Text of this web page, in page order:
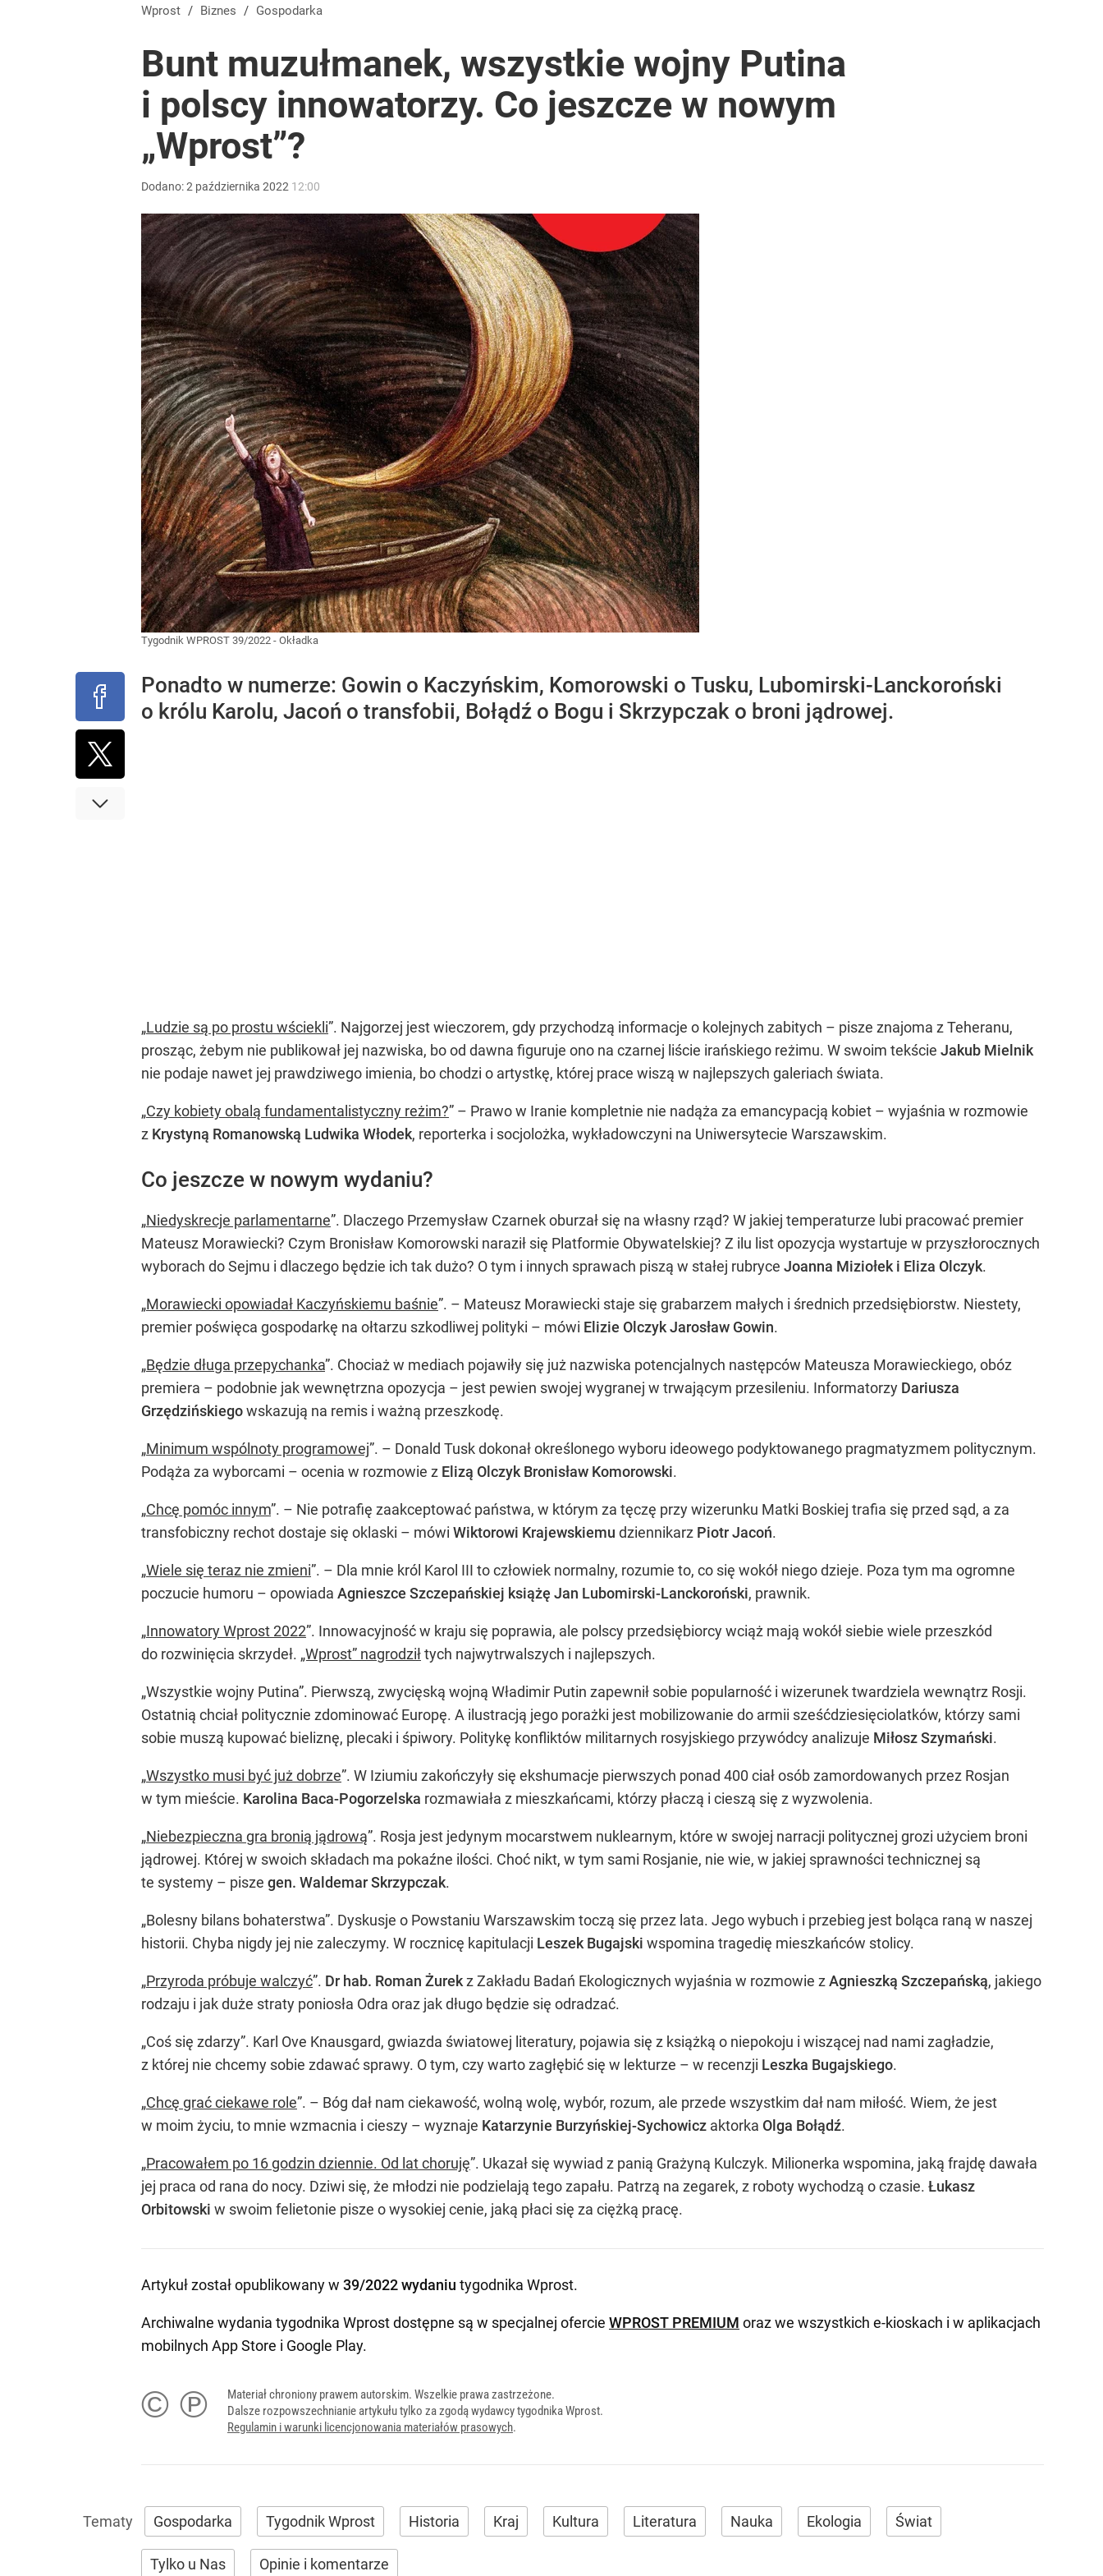
Wprost / Biznes / Gospodarka
Bunt muzułmanek, wszystkie wojny Putina
i polscy innowatorzy. Co jeszcze w nowym
„Wprost”?
Dodano:2 października 2022 12:00
Tygodnik WPROST 39/2022 - Okładka
Ponadto w numerze: Gowin o Kaczyńskim, Komorowski o Tusku, Lubomirski-Lanckoroński
o królu Karolu, Jacoń o transfobii, Bołądź o Bogu i Skrzypczak o broni jądrowej.
„Ludzie są po prostu wściekli”. Najgorzej jest wieczorem, gdy przychodzą informacje o kolejnych zabitych – pisze znajoma z Teheranu,
prosząc, żebym nie publikował jej nazwiska, bo od dawna figuruje ono na czarnej liście irańskiego reżimu. W swoim tekście Jakub Mielnik
nie podaje nawet jej prawdziwego imienia, bo chodzi o artystkę, której prace wiszą w najlepszych galeriach świata.
„Czy kobiety obalą fundamentalistyczny reżim?” – Prawo w Iranie kompletnie nie nadąża za emancypacją kobiet – wyjaśnia w rozmowie
z Krystyną Romanowską Ludwika Włodek, reporterka i socjolożka, wykładowczyni na Uniwersytecie Warszawskim.
Co jeszcze w nowym wydaniu?
„Niedyskrecje parlamentarne”. Dlaczego Przemysław Czarnek oburzał się na własny rząd? W jakiej temperaturze lubi pracować premier
Mateusz Morawiecki? Czym Bronisław Komorowski naraził się Platformie Obywatelskiej? Z ilu list opozycja wystartuje w przyszłorocznych
wyborach do Sejmu i dlaczego będzie ich tak dużo? O tym i innych sprawach piszą w stałej rubryce Joanna Miziołek i Eliza Olczyk.
„Morawiecki opowiadał Kaczyńskiemu baśnie”. – Mateusz Morawiecki staje się grabarzem małych i średnich przedsiębiorstw. Niestety,
premier poświęca gospodarkę na ołtarzu szkodliwej polityki – mówi Elizie Olczyk Jarosław Gowin.
„Będzie długa przepychanka”. Chociaż w mediach pojawiły się już nazwiska potencjalnych następców Mateusza Morawieckiego, obóz
premiera – podobnie jak wewnętrzna opozycja – jest pewien swojej wygranej w trwającym przesileniu. Informatorzy Dariusza
Grzędzińskiegowskazują na remis i ważną przeszkodę.
„Minimum wspólnoty programowej”. – Donald Tusk dokonał określonego wyboru ideowego podyktowanego pragmatyzmem politycznym.
Podąża za wyborcami – ocenia w rozmowie z Elizą Olczyk Bronisław Komorowski.
„Chcę pomóc innym”. – Nie potrafię zaakceptować państwa, w którym za tęczę przy wizerunku Matki Boskiej trafia się przed sąd, a za
transfobiczny rechot dostaje się oklaski – mówi Wiktorowi Krajewskiemu dziennikarz Piotr Jacoń.
„Wiele się teraz nie zmieni”. – Dla mnie król Karol III to człowiek normalny, rozumie to, co się wokół niego dzieje. Poza tym ma ogromne
poczucie humoru – opowiada Agnieszce Szczepańskiej książę Jan Lubomirski-Lanckoroński, prawnik.
„Innowatory Wprost 2022”. Innowacyjność w kraju się poprawia, ale polscy przedsiębiorcy wciąż mają wokół siebie wiele przeszkód
do rozwinięcia skrzydeł. „Wprost” nagrodziłtych najwytrwalszych i najlepszych.
„Wszystkie wojny Putina”. Pierwszą, zwycięską wojną Władimir Putin zapewnił sobie popularność i wizerunek twardziela wewnątrz Rosji.
Ostatnią chciał politycznie zdominować Europę. A ilustracją jego porażki jest mobilizowanie do armii sześćdziesięciolatków, którzy sami
sobie muszą kupować bieliznę, plecaki i śpiwory. Politykę konfliktów militarnych rosyjskiego przywódcy analizuje Miłosz Szymański.
„Wszystko musi być już dobrze”. W Iziumiu zakończyły się ekshumacje pierwszych ponad 400 ciał osób zamordowanych przez Rosjan
w tym mieście. Karolina Baca-Pogorzelska rozmawiała z mieszkańcami, którzy płaczą i cieszą się z wyzwolenia.
„Niebezpieczna gra bronią jądrową”. Rosja jest jedynym mocarstwem nuklearnym, które w swojej narracji politycznej grozi użyciem broni
jądrowej. Której w swoich składach ma pokaźne ilości. Choć nikt, w tym sami Rosjanie, nie wie, w jakiej sprawności technicznej są
te systemy – pisze gen. Waldemar Skrzypczak.
„Bolesny bilans bohaterstwa”. Dyskusje o Powstaniu Warszawskim toczą się przez lata. Jego wybuch i przebieg jest boląca raną w naszej
historii. Chyba nigdy jej nie zaleczymy. W rocznicę kapitulacji Leszek Bugajski wspomina tragedię mieszkańców stolicy.
„Przyroda próbuje walczyć”. Dr hab. Roman Żurekz Zakładu Badań Ekologicznych wyjaśnia w rozmowie z Agnieszką Szczepańską, jakiego
rodzaju i jak duże straty poniosła Odra oraz jak długo będzie się odradzać.
„Coś się zdarzy”. Karl Ove Knausgard, gwiazda światowej literatury, pojawia się z książką o niepokoju i wiszącej nad nami zagładzie,
z której nie chcemy sobie zdawać sprawy. O tym, czy warto zagłębić się w lekturze – w recenzji Leszka Bugajskiego.
„Chcę grać ciekawe role”. – Bóg dał nam ciekawość, wolną wolę, wybór, rozum, ale przede wszystkim dał nam miłość. Wiem, że jest
w moim życiu, to mnie wzmacnia i cieszy – wyznaje Katarzynie Burzyńskiej-Sychowicz aktorka Olga Bołądź.
„Pracowałem po 16 godzin dziennie. Od lat choruję”. Ukazał się wywiad z panią Grażyną Kulczyk. Milionerka wspomina, jaką frajdę dawała
jej praca od rana do nocy. Dziwi się, że młodzi nie podzielają tego zapału. Patrzą na zegarek, z roboty wychodzą o czasie. Łukasz
Orbitowski w swoim felietonie pisze o wysokiej cenie, jaką płaci się za ciężką pracę.
Artykuł został opublikowany w 39/2022 wydaniu tygodnika Wprost.
Archiwalne wydania tygodnika Wprost dostępne są w specjalnej ofercie WPROST PREMIUM oraz we wszystkich e-kioskach i w aplikacjach
mobilnych App Store i Google Play.
© ℗
Materiał chroniony prawem autorskim. Wszelkie prawa zastrzeżone.
Dalsze rozpowszechnianie artykułu tylko za zgodą wydawcy tygodnika Wprost.
Regulamin i warunki licencjonowania materiałów prasowych.
Gospodarka Tygodnik Wprost Historia Kraj Kultura Literatura Nauka Ekologia Świat
Tylko u Nas Opinie i komentarze